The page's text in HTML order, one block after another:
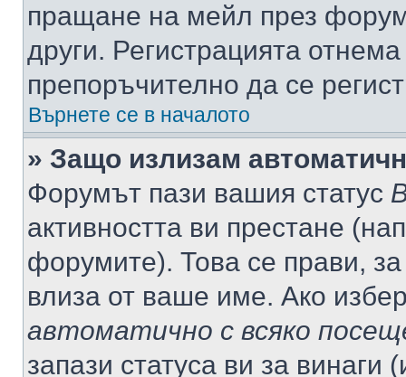
пращане на мейл през
други. Регистрацията
препоръчително да се
Върнете се в началото
» Защо излизам
Форумът пази вашия статус
активността ви престане
форумите). Това се прави,
влиза от ваше име. Ако
автоматично с всяко
запази статуса ви за винаги